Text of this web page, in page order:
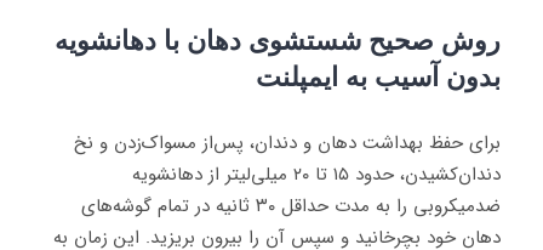
روش صحیح شستشوی دهان با دهانشویه
بدون آسیب به ایمپلنت
برای حفظ بهداشت دهان و دندان، پس‌از مسواک‌زدن و نخ
دندان‌کشیدن، حدود ۱۵ تا ۲۰ میلی‌لیتر از دهانشویه
ضدمیکروبی را به مدت حداقل ۳۰ ثانیه در تمام گوشه‌های
دهان خود بچرخانید و سپس آن را بیرون بریزید. این زمان به